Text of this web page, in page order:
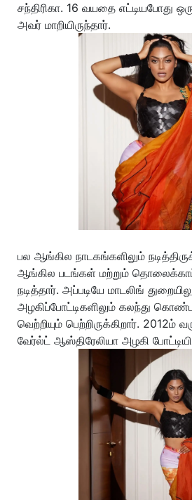
சந்திரிகா. 16 வயதை எட்டியபோது
அவர் மாறியிருந்தார்.
பல ஆங்கில நாடகங்களிலும்
ஆங்கில படங்கள் மற்றும்
நடித்தார். அப்படியே மாடலிங்
அழகிப்போட்டிகளிலும் கலந்து
வெற்றியும் பெற்றிருக்கிறார். 2012ம்
வேர்ல்ட் ஆஸ்திரேலியா அழகி